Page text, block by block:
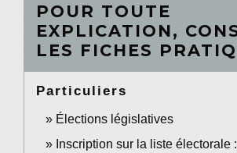
POUR TOUTE
EXPLICATION,
LES FICHES
Particuliers
Élections législatives
Inscription sur la liste électorale